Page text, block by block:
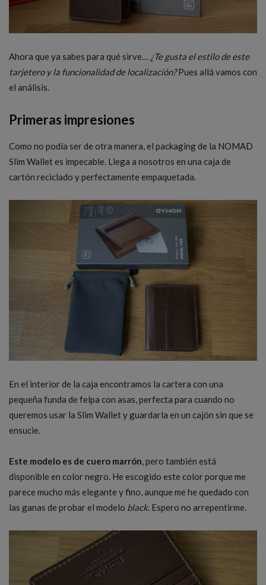
Ahora que ya sabes para qué sirve… ¿Te gusta el estilo de este
tarjetero y la funcionalidad de localización?Pues allá vamos con
el análisis.
Primeras impresiones
Como no podía ser de otra manera, el packaging de la NOMAD
Slim Wallet es impecable. Llega a nosotros en una caja de
cartón reciclado y perfectamente empaquetada.
En el interior de la caja encontramos la cartera con una
pequeña funda de felpa con asas, perfecta para cuando no
queremos usar la Slim Wallet y guardarla en un cajón sin que se
ensucie.
Este modelo es de cuero marrón, pero también está
disponible en color negro. He escogido este color porque me
parece mucho más elegante y fino, aunque me he quedado con
las ganas de probar el modelo black. Espero no arrepentirme.